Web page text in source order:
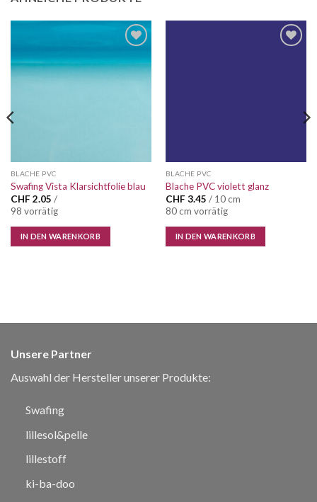
Wunschliste
BLACHE PVC
Swafing Vista Klarsichtfolie blau
CHF 2.05 /
98 vorrätig
IN DEN WARENKORB
BLACHE PVC
Blache PVC violett glanz
CHF 3.45 / 10 cm
80 cm vorrätig
IN DEN WARENKORB
Unsere Partner
Auswahl der Hersteller unserer Produkte:
Swafing
lillesol&pelle
lillestoff
ki-ba-doo